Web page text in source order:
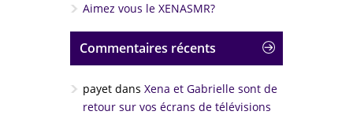
Aimez vous le XENASMR?
Commentaires récents
payet dans Xena et Gabrielle sont de
retour sur vos écrans de télévisions